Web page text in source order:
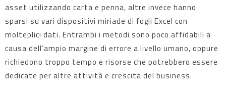
asset utilizzando carta e penna, altre invece hanno
sparsi su vari dispositivi miriade di fogli Excel con
molteplici dati. Entrambi i metodi sono poco affidabili a
causa dell’ampio margine di errore a livello umano, oppure
richiedono troppo tempo e risorse che potrebbero essere
dedicate per altre attività e crescita del business.